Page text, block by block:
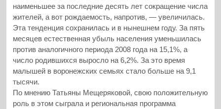
наименьшее за последние десять лет сокращение числа
жителей, а вот рождаемость, напротив, — увеличилась.
Эта тенденция сохранилась и в нынешнем году. За пять
месяцев естественная убыль населения уменьшилась
против аналогичного периода 2008 года на 15,1%, а
число родившихся выросло на 6,2%. За это время
малышей в воронежских семьях стало больше на 9,1
тысячи.
По мнению Татьяны Мещеряковой, свою положительную
роль в этом сыграла и региональная программа